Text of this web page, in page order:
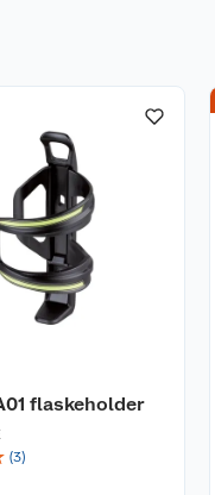
flaskeholder
(3)